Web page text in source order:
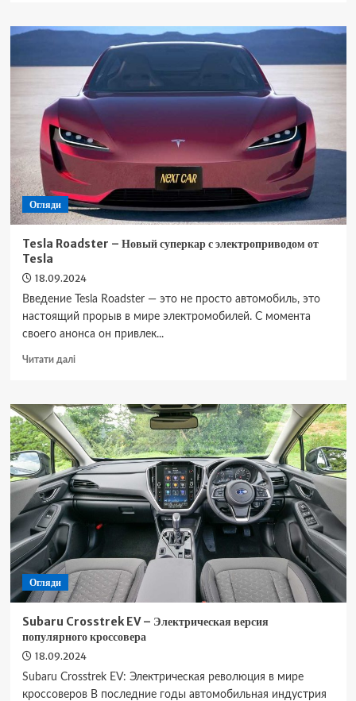
Air
Доступная
версия
роскошного
электроседана
Огляди
Tesla Roadster – Новый суперкар с электроприводом от
Tesla
18.09.2024
Введение Tesla Roadster — это не просто автомобиль, это
настоящий прорыв в мире электромобилей. С момента
своего анонса он привлек...
Читати даліДокладніше
Roadster
–
Новый
суперкар
с
электроприводом
от
Tesla
Огляди
Subaru Crosstrek EV – Электрическая версия
популярного кроссовера
18.09.2024
Subaru Crosstrek EV: Электрическая революция в мире
кроссоверов В последние годы автомобильная индустрия